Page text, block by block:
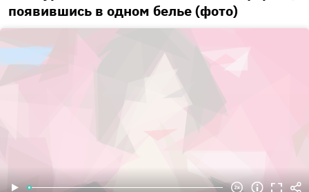
появившись в одном белье (фото)